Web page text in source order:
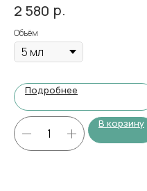
2 580 р.
Объём
Подробнее
В корзину